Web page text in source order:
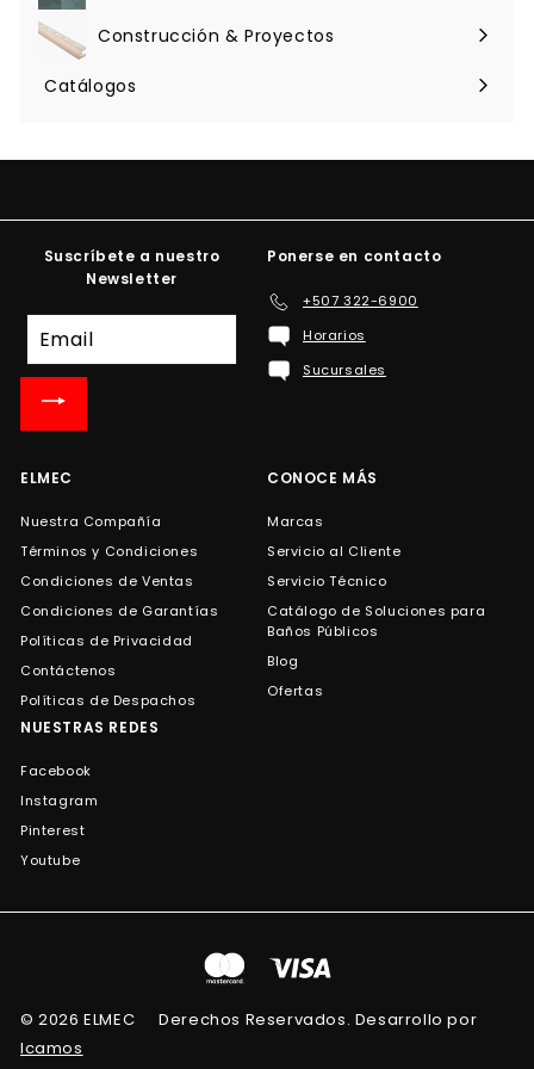
menú Construcción & Proyectos
Expandir
menú
Catálogos
Suscríbete a nuestro
Newsletter
nuestra
lista
Ponerse en contacto
+507 322-6900
Horarios
Sucursales
ELMEC
Nuestra Compañía
Términos y Condiciones
Condiciones de Ventas
Condiciones de Garantías
Políticas de Privacidad
Contáctenos
Políticas de Despachos
CONOCE MÁS
Marcas
Servicio al Cliente
Servicio Técnico
Catálogo de Soluciones para
Baños Públicos
Blog
Ofertas
NUESTRAS REDES
Facebook
Instagram
Pinterest
Youtube
© 2026 ELMEC
Derechos Reservados. Desarrollo por
Icamos